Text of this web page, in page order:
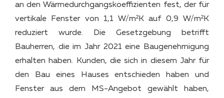
an den Wärmedurchgangskoeffizienten fest, der für
vertikale Fenster von 1,1 W/m²K auf 0,9 W/m²K
reduziert wurde. Die Gesetzgebung betrifft
Bauherren, die im Jahr 2021 eine Baugenehmigung
erhalten haben. Kunden, die sich in diesem Jahr für
den Bau eines Hauses entschieden haben und
Fenster aus dem MS-Angebot gewählt haben,